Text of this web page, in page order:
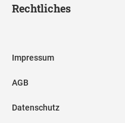
Rechtliches
Impressum
AGB
Datenschutz